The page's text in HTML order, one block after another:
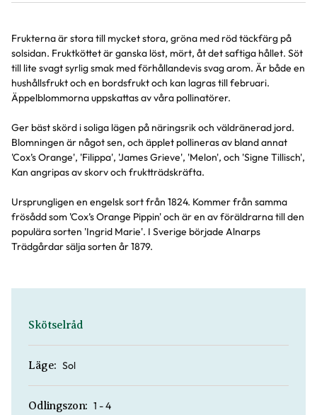
Frukterna är stora till mycket stora, gröna med röd täckfärg på
solsidan. Fruktköttet är ganska löst, mört, åt det saftiga hållet. Söt
till lite svagt syrlig smak med förhållandevis svag arom. Är både en
hushållsfrukt och en bordsfrukt och kan lagras till februari.
Äppelblommorna uppskattas av våra pollinatörer.
Ger bäst skörd i soliga lägen på näringsrik och väldränerad jord.
Blomningen är något sen, och äpplet pollineras av bland annat
'Cox’s Orange', 'Filippa', 'James Grieve', 'Melon', och 'Signe Tillisch',
Kan angripas av skorv och fruktträdskräfta.
Ursprungligen en engelsk sort från 1824. Kommer från samma
frösådd som 'Cox’s Orange Pippin' och är en av föräldrarna till den
populära sorten 'Ingrid Marie'. I Sverige började Alnarps
Trädgårdar sälja sorten år 1879.
Skötselråd
Läge: Sol
Odlingszon: 1 - 4